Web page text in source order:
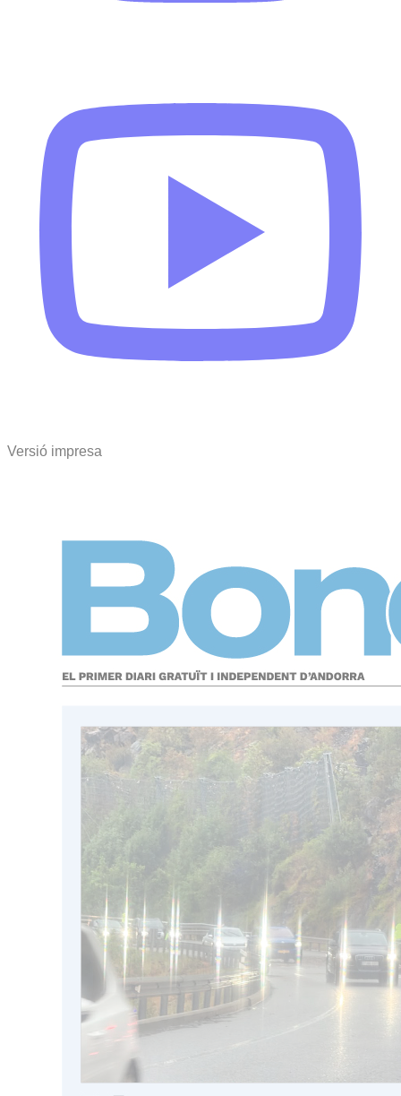
Versió impresa